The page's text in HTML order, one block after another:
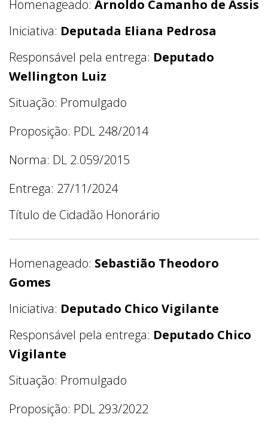
Homenageado: Arnoldo Camanho de Assis
Iniciativa: Deputada Eliana Pedrosa
Responsável pela entrega: Deputado
Wellington Luiz
Situação: Promulgado
Proposição: PDL 248/2014
Norma: DL 2.059/2015
Entrega: 27/11/2024
Título de Cidadão Honorário
Homenageado: Sebastião Theodoro
Gomes
Iniciativa: Deputado Chico Vigilante
Responsável pela entrega: Deputado Chico
Vigilante
Situação: Promulgado
Proposição: PDL 293/2022